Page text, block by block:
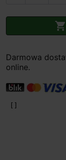

Darmowa
online.